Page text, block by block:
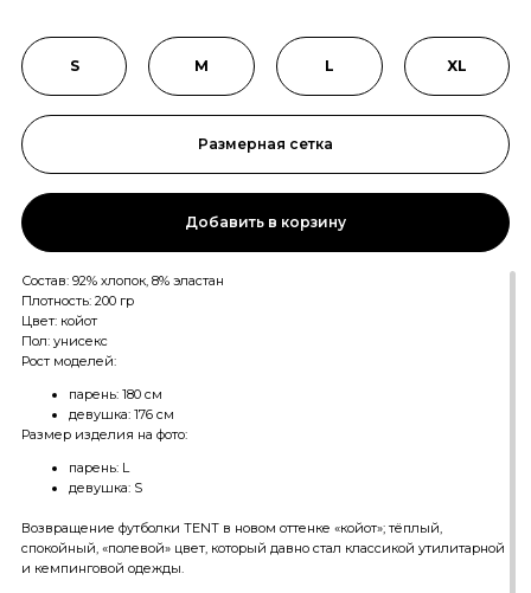
Размерная сетка
XL
L
M
S
Состав: 92% хлопок, 8% эластан
Плотность: 200 гр
Цвет: койот
Пол: унисекс
Рост моделей:
парень: 180 см
девушка: 176 см
Размер изделия на фото:
парень: L
девушка: S
Возвращение футболки TENT в новом оттенке «койот»; тёплый,
спокойный, «полевой» цвет, который давно стал классикой утилитарной
и кемпинговой одежды.
Добавить в корзину